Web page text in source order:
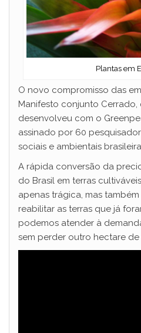
Plantas em
O novo compromisso das
Manifesto conjunto Cerrado,
desenvolveu com o
assinado por 60
sociais e ambientais
A rápida conversão da
do Brasil em terras
apenas trágica, mas
reabilitar as terras que já
podemos atender à
sem perder outro hectare